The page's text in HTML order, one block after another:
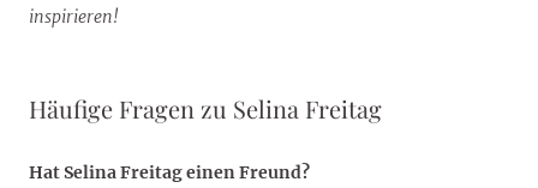
inspirieren!
Häufige Fragen zu Selina Freitag
Hat Selina Freitag einen Freund?